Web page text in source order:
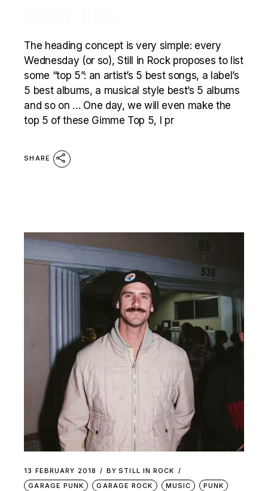
The heading concept is very simple: every
Wednesday (or so), Still in Rock proposes to list
some “top 5”: an artist’s 5 best songs, a label’s
5 best albums, a musical style best’s 5 albums
and so on … One day, we will even make the
top 5 of these Gimme Top 5, I pr
SHARE
13 FEBRUARY 2018 BY STILL IN ROCK
GARAGE PUNK
GARAGE ROCK MUSIC PUNK